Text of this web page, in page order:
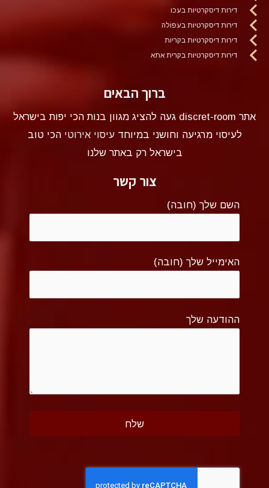
דירות דיסקרטיות בעכו
דירות דיסקרטיות בעפולה
דירות דיסקרטיות בקריות
דירות דיסקרטיות בקרית אתא
ברוך הבאים
אתר discret-room געה להציג מגוון בנות הכי יפות בישראל
לעיסוי מרגיעה וחושני במיוחדעיסוי אירוטי הכי טוב
בישראל רק באתר שלנו
צור קשר
השם שלך (חובה)
האימייל שלך (חובה)
ההודעה שלך